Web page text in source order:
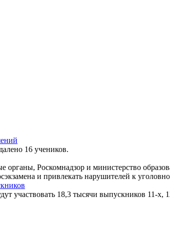
16 учеников.
Роскомнадзор и министерство
и привлекать нарушителей к
18,3 тысячи выпускников 11-х,